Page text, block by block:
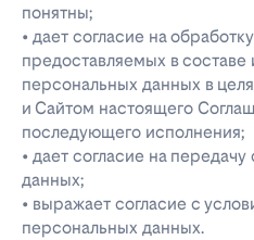
понятны;
• дает согласие на
предоставляемых в
персональных данных в
и Сайтом настоящего
последующего исполнения;
• дает согласие на
данных;
• выражает согласие с
персональных данных.